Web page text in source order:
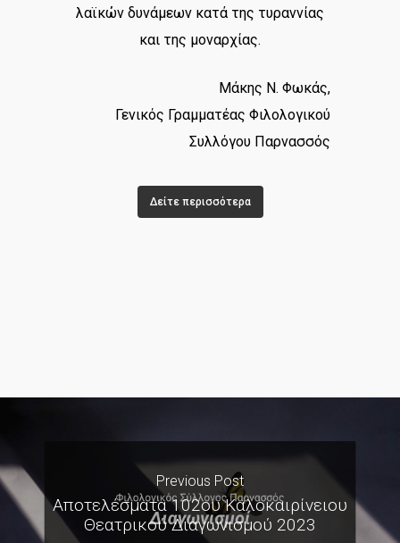
λαϊκών δυνάμεων κατά της τυραννίας
και της μοναρχίας.
Μάκης Ν. Φωκάς,
Γενικός Γραμματέας Φιλολογικού
Συλλόγου Παρνασσός
Δείτε περισσότερα
Previous Post
Αποτελέσματα 102ου Καλοκαιρίνειου
Θεατρικού Διαγωνισμού 2023